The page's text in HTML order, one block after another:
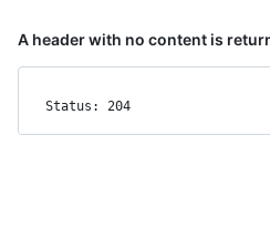
A header with no content is
Status: 204